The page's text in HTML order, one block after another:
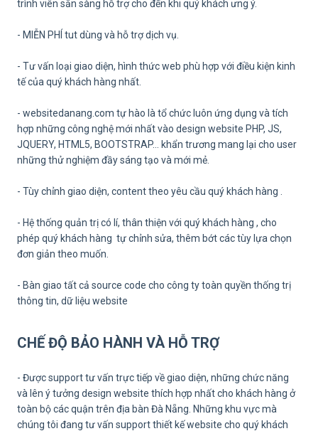
trình viên sẵn sàng hỗ trợ cho đến khi quý khách ưng ý.
- MIỄN PHÍ tut dùng và hỗ trợ dịch vụ.
- Tư vấn loại giao diện, hình thức web phù hợp với điều kiện kinh
tế của quý khách hàng nhất.
- websitedanang.com tự hào là tổ chức luôn ứng dụng và tích
hợp những công nghệ mới nhất vào design website PHP, JS,
JQUERY, HTML5, BOOTSTRAP… khẩn trương mang lại cho user
những thử nghiệm đầy sáng tạo và mới mẻ.
- Tùy chỉnh giao diện, content theo yêu cầu quý khách hàng .
- Hệ thống quản trị có lí, thân thiện với quý khách hàng , cho
phép quý khách hàng tự chỉnh sửa, thêm bớt các tùy lựa chọn
đơn giản theo muốn.
- ​Bàn giao tất cả source code cho công ty toàn quyền thống trị
thông tin, dữ liệu website
CHẾ ĐỘ BẢO HÀNH VÀ HỖ TRỢ
- Được support tư vấn trực tiếp về giao diện, những chức năng
và lên ý tưởng design website thích hợp nhất cho khách hàng ở
toàn bộ các quận trên địa bàn Đà Nẵng. Những khu vực mà
chúng tôi đang tư vấn support thiết kế website cho quý khách